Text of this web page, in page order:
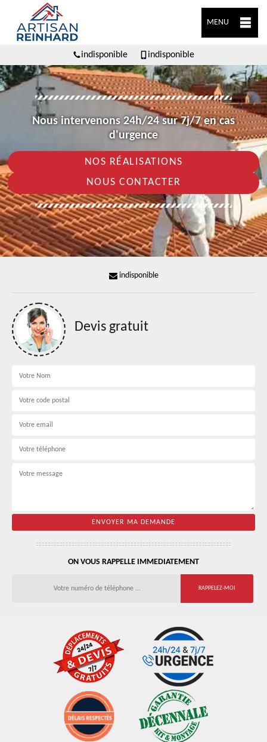
MENU
indisponible indisponible
Nous intervenons 24h/24 sur 7j/7 en cas
d'urgence
NOS RÉALISATIONS
NOUS CONTACTER
indisponible
Devis gratuit
ON VOUS RAPPELLE IMMEDIATEMENT